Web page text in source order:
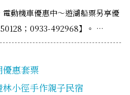
動機車優惠中～遊湖船票另享優
；0933-492968】。 …
優惠套票
小徑手作親子民宿